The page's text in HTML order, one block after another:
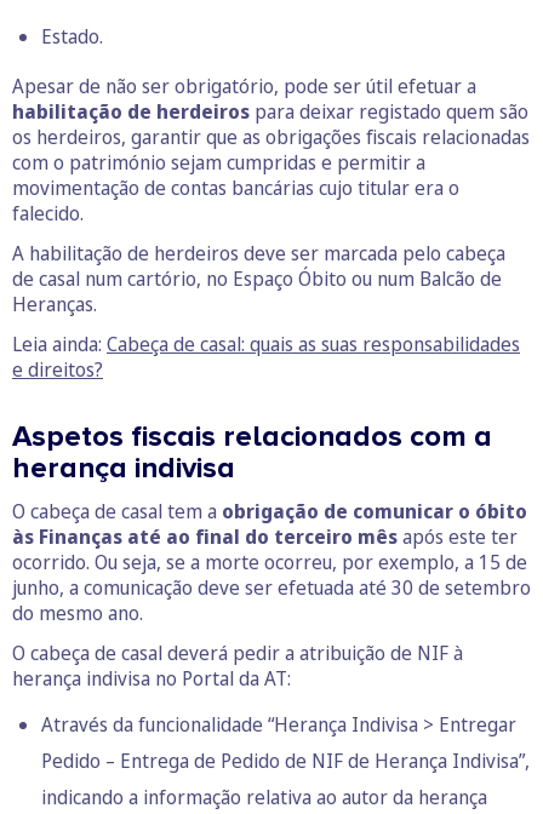
Estado.
Apesar de não ser obrigatório, pode ser útil efetuar a
habilitação de herdeiros para deixar registado quem são
os herdeiros, garantir que as obrigações fiscais relacionadas
com o património sejam cumpridas e permitir a
movimentação de contas bancárias cujo titular era o
falecido.
A habilitação de herdeiros deve ser marcada pelo cabeça
de casal num cartório, no Espaço Óbito ou num Balcão de
Heranças.
Leia ainda: Cabeça de casal: quais as suas responsabilidades
e direitos?
Aspetos fiscais relacionados com a
herança indivisa
O cabeça de casal tem a obrigação de comunicar o óbito
às Finanças até ao final do terceiro mêsapós este ter
ocorrido. Ou seja, se a morte ocorreu, por exemplo, a 15 de
junho, a comunicação deve ser efetuada até 30 de setembro
do mesmo ano.
O cabeça de casal deverá pedir a atribuição de NIF à
herança indivisa no Portal da AT:
Através da funcionalidade “Herança Indivisa > Entregar
Pedido – Entrega de Pedido de NIF de Herança Indivisa”,
indicando a informação relativa ao autor da herança